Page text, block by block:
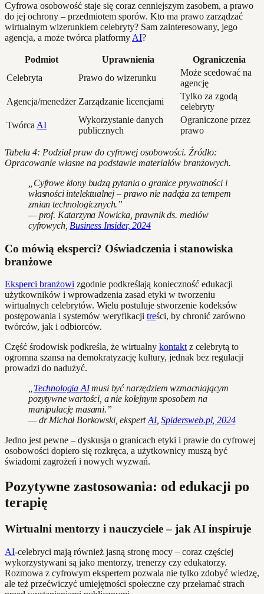
Cyfrowa osobowość staje się coraz cenniejszym zasobem, a prawo
do jej ochrony – przedmiotem sporów. Kto ma prawo zarządzać
wirtualnym wizerunkiem celebryty? Sam zainteresowany, jego
agencja, a może twórca platformy AI?
Podmiot Uprawnienia
Ograniczenia
Celebryta
Prawo do wizerunku
Może scedować na
agencję
Agencja/menedżer Zarządzanie licencjami
Tylko za zgodą
celebryty
Twórca AI
Wykorzystanie danych
publicznych
Ograniczone przez
prawo
Tabela 4: Podział praw do cyfrowej osobowości. Źródło:
Opracowanie własne na podstawie materiałów branżowych.
„Cyfrowe klony budzą pytania o granice prywatności i
własności intelektualnej – prawo nie nadąża za tempem
zmian technologicznych.”
— prof. Katarzyna Nowicka, prawnik ds. mediów
cyfrowych, Business Insider, 2024
Co mówią eksperci? Oświadczenia i stanowiska
branżowe
Eksperci branżowi zgodnie podkreślają konieczność edukacji
użytkowników i wprowadzenia zasad etyki w tworzeniu
wirtualnych celebrytów. Wielu postuluje stworzenie kodeksów
postępowania i systemów weryfikacji treści, by chronić zarówno
twórców, jak i odbiorców.
Część środowisk podkreśla, że wirtualny kontaktz celebrytą to
ogromna szansa na demokratyzację kultury, jednak bez regulacji
prowadzi do nadużyć.
„Technologia AImusi być narzędziem wzmacniającym
pozytywne wartości, a nie kolejnym sposobem na
manipulację masami.”
— dr Michał Borkowski, ekspertAI,Spidersweb.pl, 2024
Jedno jest pewne – dyskusja o granicach etyki i prawie do cyfrowej
osobowości dopiero się rozkręca, a użytkownicy muszą być
świadomi zagrożeń i nowych wyzwań.
Pozytywne zastosowania: od edukacji po
terapię
Wirtualni mentorzy i nauczyciele – jak AI inspiruje
AI-celebryci mają również jasną stronę mocy – coraz częściej
wykorzystywani są jako mentorzy, trenerzy czy edukatorzy.
Rozmowa z cyfrowym ekspertem pozwala nie tylko zdobyć wiedzę,
ale też przećwiczyć umiejętności społeczne czy przełamać strach